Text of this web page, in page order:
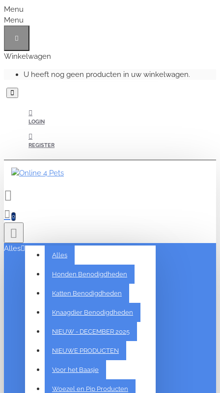
Menu
Menu
Winkelwagen
U heeft nog geen producten in uw winkelwagen.
LOGIN
REGISTER
0
Alles
Alles
Honden Benodigdheden
Katten Benodigdheden
Knaagdier Benodigdheden
NIEUW - DECEMBER 2025
NIEUWE PRODUCTEN
Voor het Baasje
Woezel en Pip Producten